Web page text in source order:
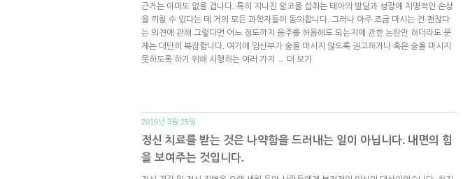
근거는 아마도 없을 겁니다. 특히 지나친 알코올 섭취는 태아의 발달과 성장에 치명적인 손상
을 끼칠 수 있다는 데 거의 모든 과학자들이 동의합니다. 그러나 아주 조금 마시는 건 괜찮다
는 의견에 관해 그렇다면 어느 정도까지 음주를 허용해도 되는지에 관한 논란만 하더라도 문
제는 대단히 복잡합니다. 여기에 임산부가 술을 마시지 않도록 권고하거나 혹은 술을 마시지
못하도록 하기 위해 시행하는 여러 가지
→ 더 보기
2016년 3월 25일.
정신 치료를 받는 것은 나약함을 드러내는 일이 아닙니다. 내면의 힘
을 보여주는 것입니다.